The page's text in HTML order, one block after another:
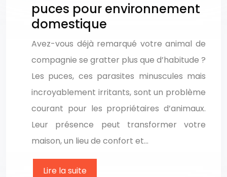
puces pour environnement
domestique
Avez-vous déjà remarqué votre animal de
compagnie se gratter plus que d’habitude ?
Les puces, ces parasites minuscules mais
incroyablement irritants, sont un problème
courant pour les propriétaires d’animaux.
Leur présence peut transformer votre
maison, un lieu de confort et…
Lire la suite